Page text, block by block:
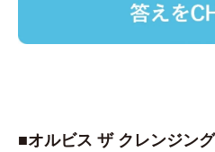
■オルビス ザ クレンジン